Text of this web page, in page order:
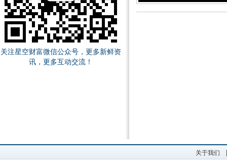
关注星空财富微信公众号，更多新鲜资
讯，更多互动交流！
关于我们